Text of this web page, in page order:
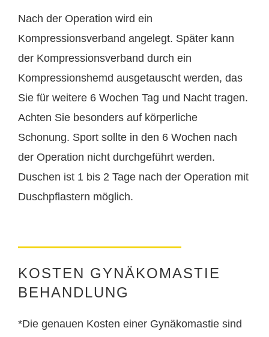
Nach der Operation wird ein
Kompressionsverband angelegt. Später kann
der Kompressionsverband durch ein
Kompressionshemd ausgetauscht werden, das
Sie für weitere 6 Wochen Tag und Nacht tragen.
Achten Sie besonders auf körperliche
Schonung. Sport sollte in den 6 Wochen nach
der Operation nicht durchgeführt werden.
Duschen ist 1 bis 2 Tage nach der Operation mit
Duschpflastern möglich.
KOSTEN GYNÄKOMASTIE
BEHANDLUNG
*Die genauen Kosten einer Gynäkomastie sind